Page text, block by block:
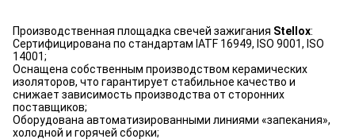
Производственная площадка свечей зажигания Stellox:
Сертифицирована по стандартам IATF 16949, ISO 9001, ISO
14001;
Оснащена собственным производством керамических
изоляторов, что гарантирует стабильное качество и
снижает зависимость производства от сторонних
поставщиков;
Оборудована автоматизированными линиями «запекания»,
холодной и горячей сборки;